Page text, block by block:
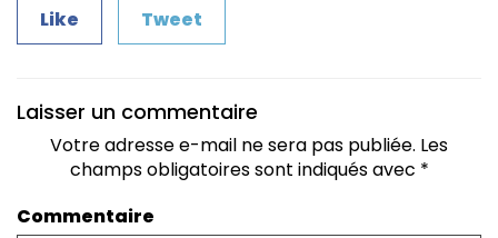
Like Tweet
Laisser un commentaire
Votre adresse e-mail ne sera pas publiée. Les
champs obligatoires sont indiqués avec *
Commentaire